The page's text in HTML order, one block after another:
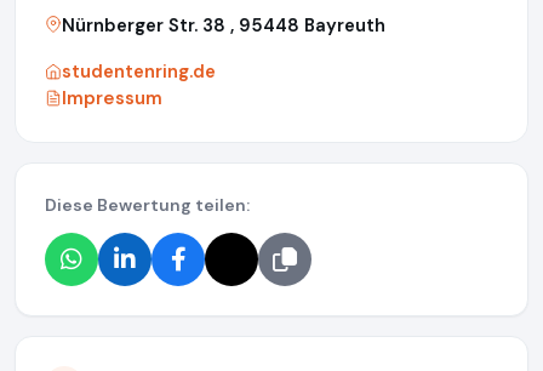
Nürnberger Str. 38 , 95448 Bayreuth
studentenring.de
Impressum
Diese Bewertung teilen: